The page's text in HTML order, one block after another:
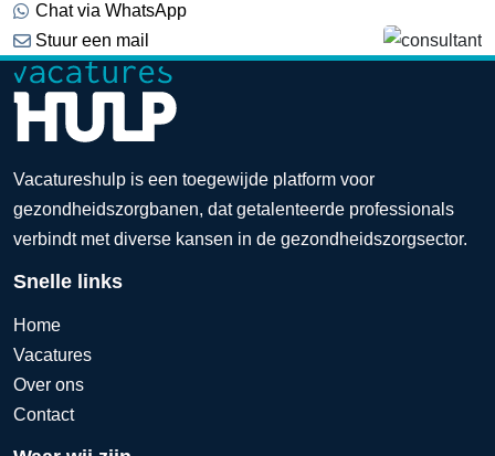
Chat via WhatsApp
Stuur een mail
Vacatureshulp is een toegewijde platform voor
gezondheidszorgbanen, dat getalenteerde professionals
verbindt met diverse kansen in de gezondheidszorgsector.
Snelle links
Home
Vacatures
Over ons
Contact